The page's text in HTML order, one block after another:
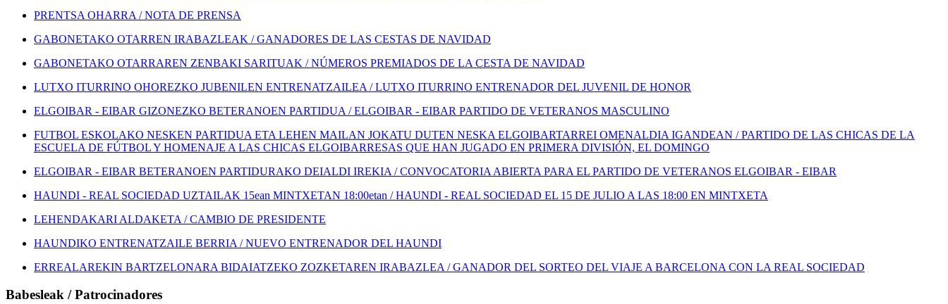
PRENTSA OHARRA / NOTA DE PRENSA
GABONETAKO OTARREN IRABAZLEAK / GANADORES DE LAS CESTAS DE NAVIDAD
GABONETAKO OTARRAREN ZENBAKI SARITUAK / NÚMEROS PREMIADOS DE LA CESTA DE NAVIDAD
LUTXO ITURRINO OHOREZKO JUBENILEN ENTRENATZAILEA / LUTXO ITURRINO ENTRENADOR DEL JUVENIL DE HONOR
ELGOIBAR - EIBAR GIZONEZKO BETERANOEN PARTIDUA / ELGOIBAR - EIBAR PARTIDO DE VETERANOS MASCULINO
FUTBOL ESKOLAKO NESKEN PARTIDUA ETA LEHEN MAILAN JOKATU DUTEN NESKA ELGOIBARTARREI OMENALDIA IGANDEAN / PARTIDO DE LAS CHICAS DE LA
ESCUELA DE FÚTBOL Y HOMENAJE A LAS CHICAS ELGOIBARRESAS QUE HAN JUGADO EN PRIMERA DIVISIÓN, EL DOMINGO
ELGOIBAR - EIBAR BETERANOEN PARTIDURAKO DEIALDI IREKIA / CONVOCATORIA ABIERTA PARA EL PARTIDO DE VETERANOS ELGOIBAR - EIBAR
HAUNDI - REAL SOCIEDAD UZTAILAK 15ean MINTXETAN 18:00etan / HAUNDI - REAL SOCIEDAD EL 15 DE JULIO A LAS 18:00 EN MINTXETA
LEHENDAKARI ALDAKETA / CAMBIO DE PRESIDENTE
HAUNDIKO ENTRENATZAILE BERRIA / NUEVO ENTRENADOR DEL HAUNDI
ERREALAREKIN BARTZELONARA BIDAIATZEKO ZOZKETAREN IRABAZLEA / GANADOR DEL SORTEO DEL VIAJE A BARCELONA CON LA REAL SOCIEDAD
Babesleak / Patrocinadores